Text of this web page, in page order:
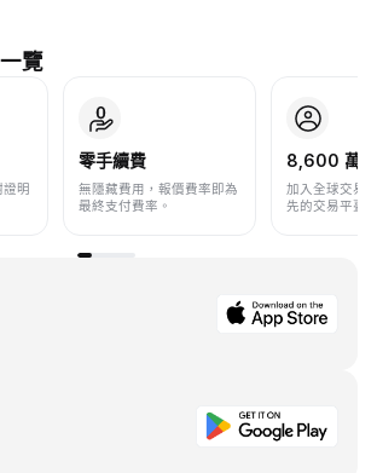
覽
證明
零手續費
無隱藏費用，報價費率即為
最終支付費率。
8,600 萬+
加入全球交易
先的交易平臺